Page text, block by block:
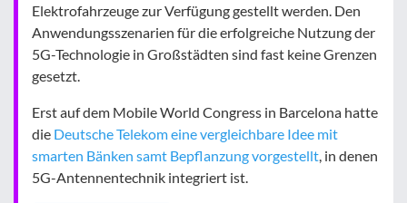
Elektrofahrzeuge zur Verfügung gestellt werden. Den
Anwendungsszenarien für die erfolgreiche Nutzung der
5G-Technologie in Großstädten sind fast keine Grenzen
gesetzt.
Erst auf dem Mobile World Congress in Barcelona hatte
die Deutsche Telekom eine vergleichbare Idee mit
smarten Bänken samt Bepflanzung vorgestellt, in denen
5G-Antennentechnik integriert ist.